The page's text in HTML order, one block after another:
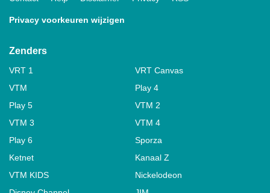
Privacy voorkeuren wijzigen
Zenders
VRT 1
VRT Canvas
VTM
Play 4
Play 5
VTM 2
VTM 3
VTM 4
Play 6
Sporza
Ketnet
Kanaal Z
VTM KIDS
Nickelodeon